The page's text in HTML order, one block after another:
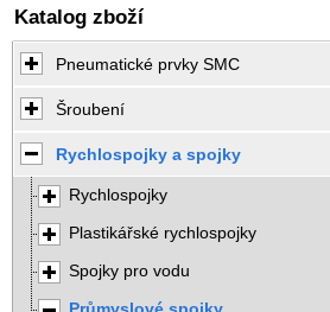
Katalog zboží
Pneumatické prvky SMC
Šroubení
Rychlospojky a spojky
Rychlospojky
Plastikářské rychlospojky
Spojky pro vodu